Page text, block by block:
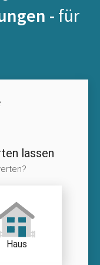
- für
lassen
Haus